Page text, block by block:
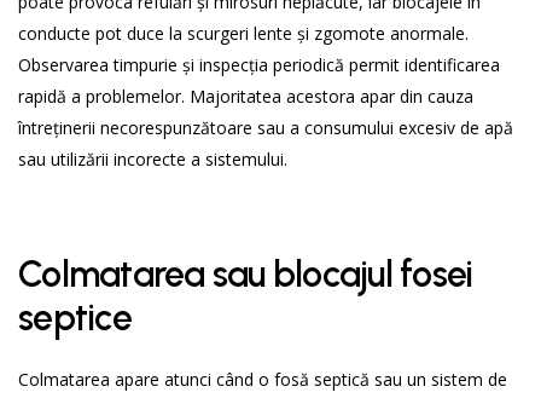
conducte pot duce la scurgeri lente și zgomote anormale.
Observarea timpurie și inspecția periodică permit identificarea
rapidă a problemelor. Majoritatea acestora apar din cauza
întreținerii necorespunzătoare sau a consumului excesiv de apă
sau utilizării incorecte a sistemului.
Colmatarea sau blocajul fosei
septice
Colmatarea apare atunci când o fosă septică sau un sistem de